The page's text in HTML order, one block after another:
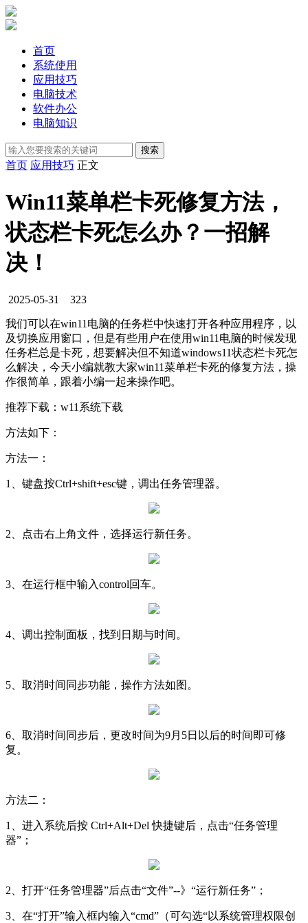
首页
系统使用
应用技巧
电脑技术
软件办公
电脑知识
首页 应用技巧 正文
Win11菜单栏卡死修复方法，
状态栏卡死怎么办？一招解
决！
2025-05-31 323
我们可以在win11电脑的任务栏中快速打开各种应用程序，以
及切换应用窗口，但是有些用户在使用win11电脑的时候发现
任务栏总是卡死，想要解决但不知道windows11状态栏卡死怎
么解决，今天小编就教大家win11菜单栏卡死的修复方法，操
作很简单，跟着小编一起来操作吧。
推荐下载：w11系统下载
方法如下：
方法一：
1、键盘按Ctrl+shift+esc键，调出任务管理器。
2、点击右上角文件，选择运行新任务。
3、在运行框中输入control回车。
4、调出控制面板，找到日期与时间。
5、取消时间同步功能，操作方法如图。
6、取消时间同步后，更改时间为9月5日以后的时间即可修
复。
方法二：
1、进入系统后按 Ctrl+Alt+Del 快捷键后，点击“任务管理
器”；
2、打开“任务管理器”后点击“文件”--》“运行新任务”；
3、在“打开”输入框内输入“cmd”（可勾选“以系统管理权限创